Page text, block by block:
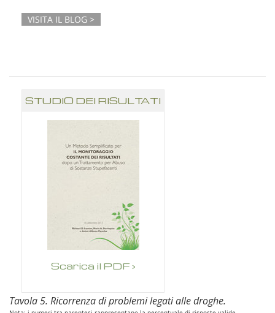
VISITA IL BLOG >
STUDIO DEI RISULTATI
Scarica il PDF ›
Tavola 5. Ricorrenza di problemi legati alle droghe.